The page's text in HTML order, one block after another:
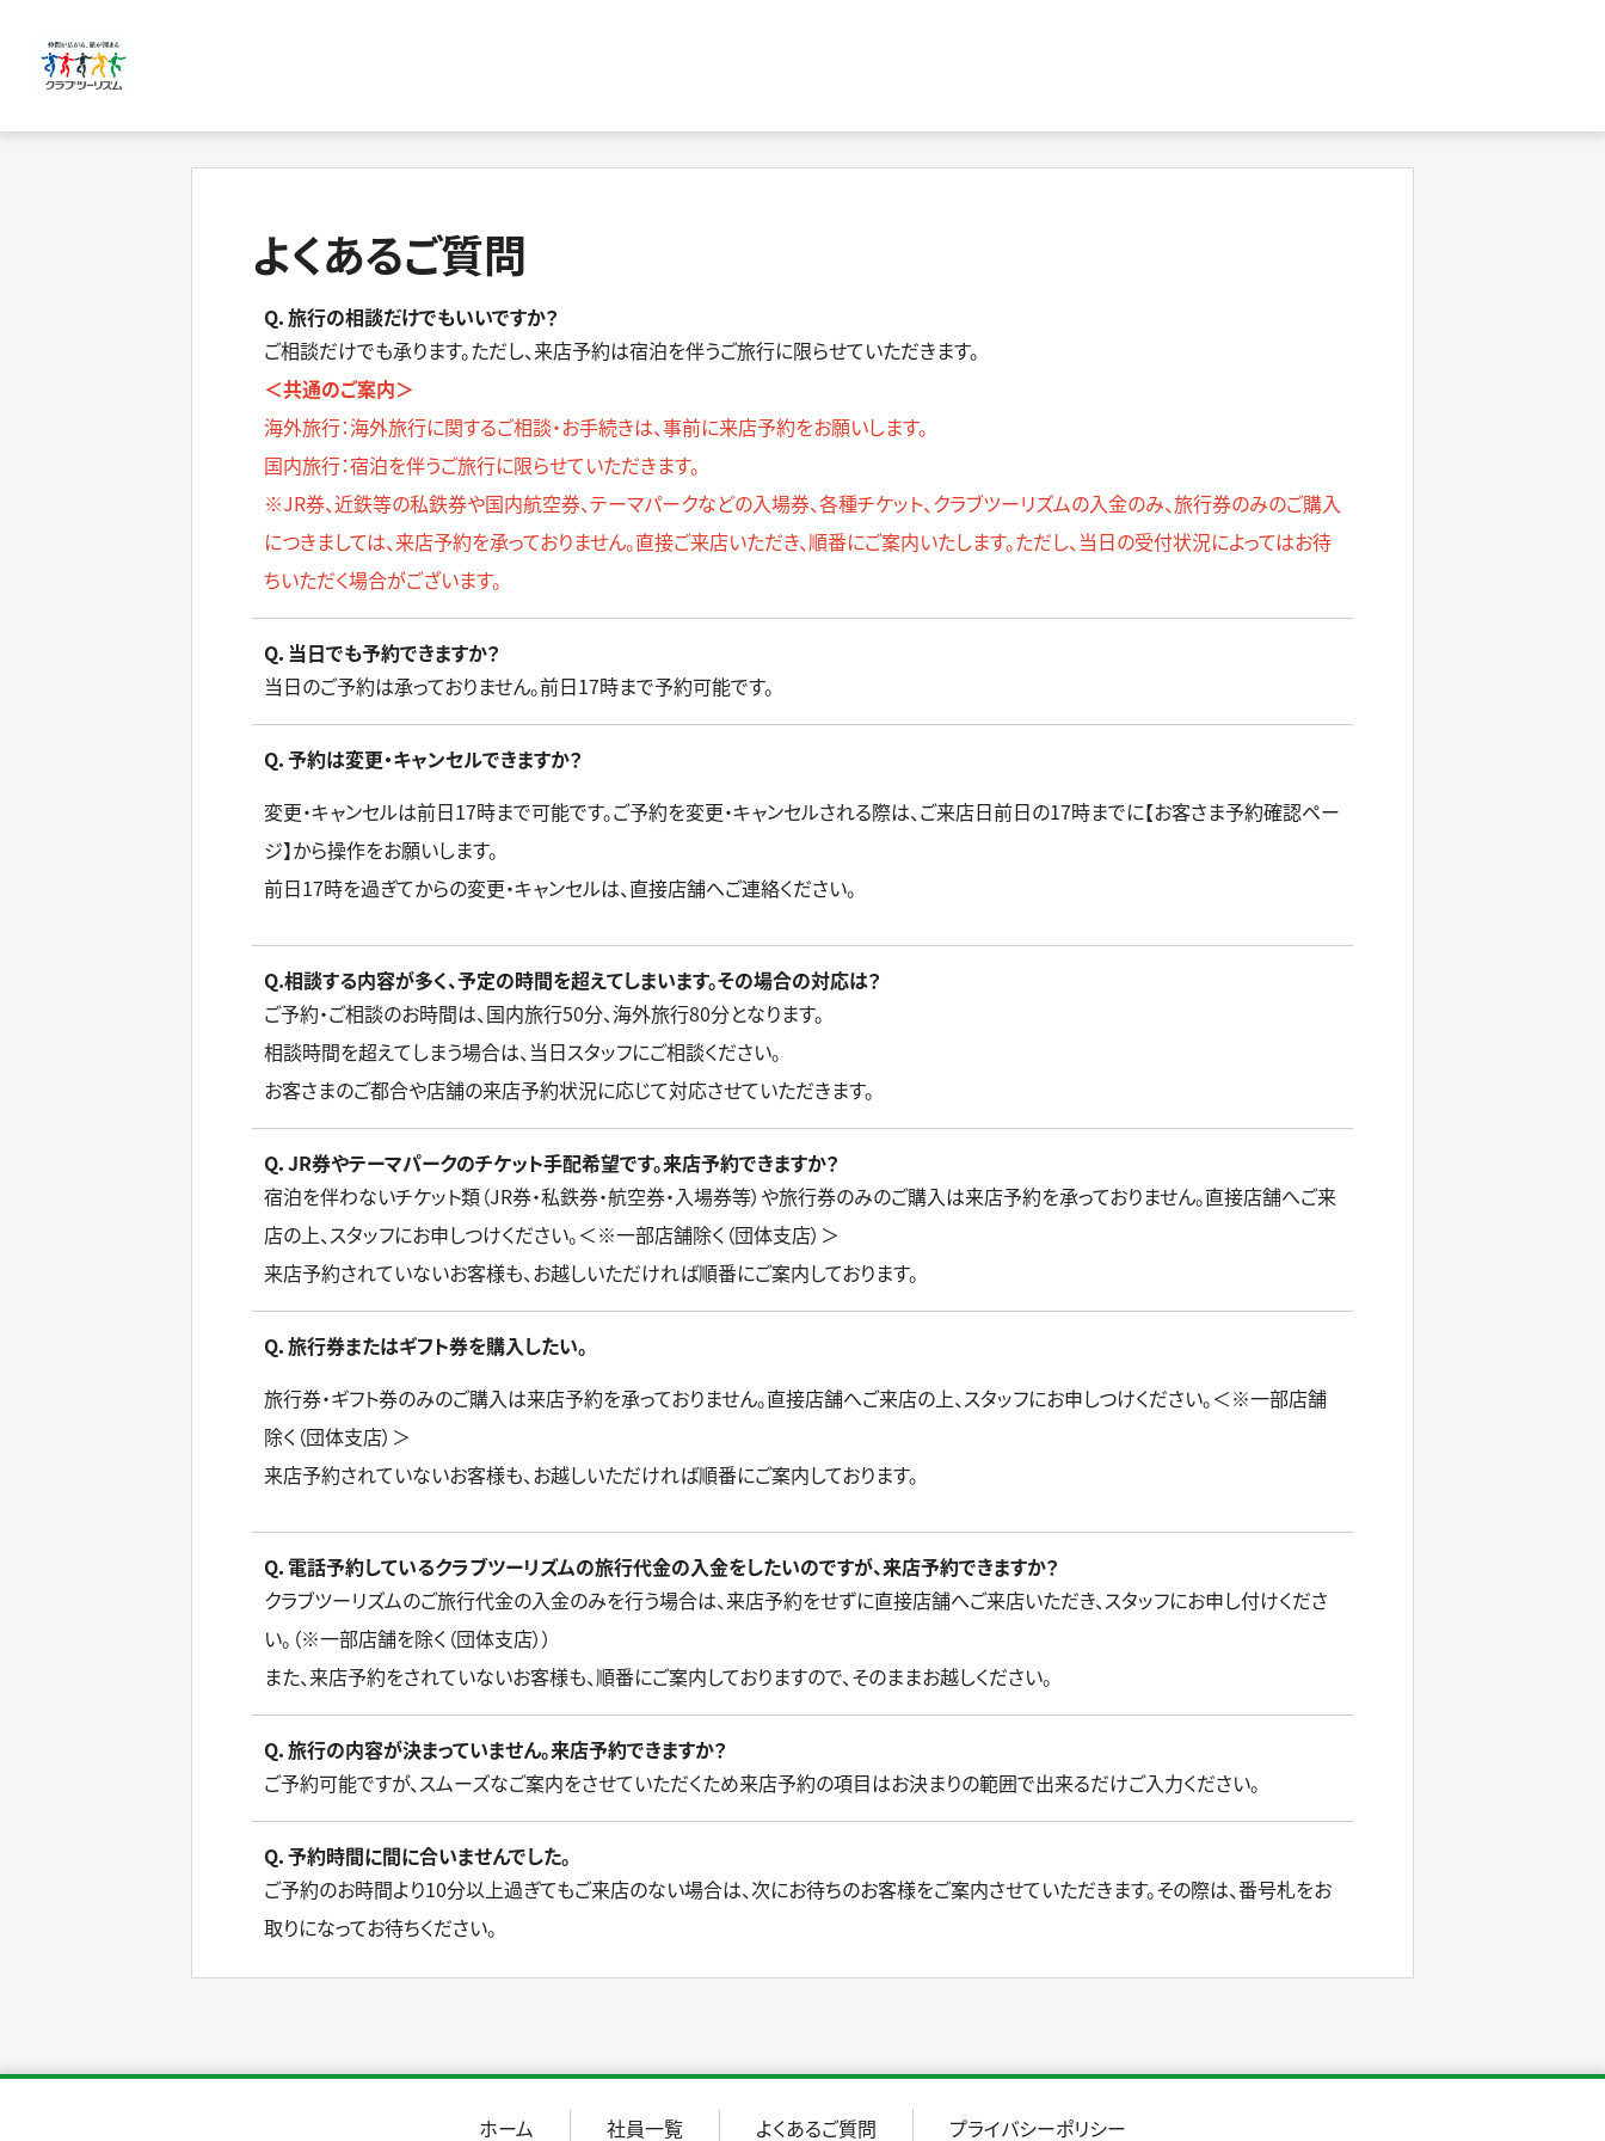
よくあるご質問
Q．旅行の相談だけでもいいですか？
ご相談だけでも承ります。ただし、来店予約は宿泊を伴うご旅行に限らせていただきます。
＜共通のご案内＞
海外旅行：海外旅行に関するご相談・お手続きは、事前に来店予約をお願いします。
国内旅行：宿泊を伴うご旅行に限らせていただきます。
※JR券、近鉄等の私鉄券や国内航空券、テーマパークなどの入場券、各種チケット、クラブツーリズムの入金のみ、旅行券のみのご購入
につきましては、来店予約を承っておりません。直接ご来店いただき、順番にご案内いたします。ただし、当日の受付状況によってはお待
ちいただく場合がございます。
Q．当日でも予約できますか？
当日のご予約は承っておりません。前日17時まで予約可能です。
Q．予約は変更・キャンセルできますか？
変更・キャンセルは前日17時まで可能です。ご予約を変更・キャンセルされる際は、ご来店日前日の17時までに【お客さま予約確認ペー
ジ】から操作をお願いします。
前日17時を過ぎてからの変更・キャンセルは、直接店舗へご連絡ください。
Q.相談する内容が多く、予定の時間を超えてしまいます。その場合の対応は？
ご予約・ご相談のお時間は、国内旅行50分、海外旅行80分となります。
相談時間を超えてしまう場合は、当日スタッフにご相談ください。
お客さまのご都合や店舗の来店予約状況に応じて対応させていただきます。
Q．JR券やテーマパークのチケット手配希望です。来店予約できますか？
宿泊を伴わないチケット類（JR券・私鉄券・航空券・入場券等）や旅行券のみのご購入は来店予約を承っておりません。直接店舗へご来
店の上、スタッフにお申しつけください。＜※一部店舗除く（団体支店）＞
来店予約されていないお客様も、お越しいただければ順番にご案内しております。
Q．旅行券またはギフト券を購入したい。
旅行券・ギフト券のみのご購入は来店予約を承っておりません。直接店舗へご来店の上、スタッフにお申しつけください。＜※一部店舗
除く（団体支店）＞
来店予約されていないお客様も、お越しいただければ順番にご案内しております。
Q．電話予約しているクラブツーリズムの旅行代金の入金をしたいのですが、来店予約できますか？
クラブツーリズムのご旅行代金の入金のみを行う場合は、来店予約をせずに直接店舗へご来店いただき、スタッフにお申し付けくださ
い。（※一部店舗を除く（団体支店））
また、来店予約をされていないお客様も、順番にご案内しておりますので、そのままお越しください。
Q．旅行の内容が決まっていません。来店予約できますか？
ご予約可能ですが、スムーズなご案内をさせていただくため来店予約の項目はお決まりの範囲で出来るだけご入力ください。
Q．予約時間に間に合いませんでした。
ご予約のお時間より10分以上過ぎてもご来店のない場合は、次にお待ちのお客様をご案内させていただきます。その際は、番号札をお
取りになってお待ちください。
ホーム 社員一覧 よくあるご質問 プライバシーポリシー